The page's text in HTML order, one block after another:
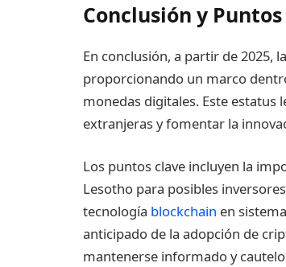
Conclusión y
En conclusión, a partir de 2025,
proporcionando un marco
monedas digitales. Este estatus
extranjeras y fomentar la
Los puntos clave incluyen la
Lesotho para posibles
tecnología blockchain en
anticipado de la adopción de
mantenerse informado y